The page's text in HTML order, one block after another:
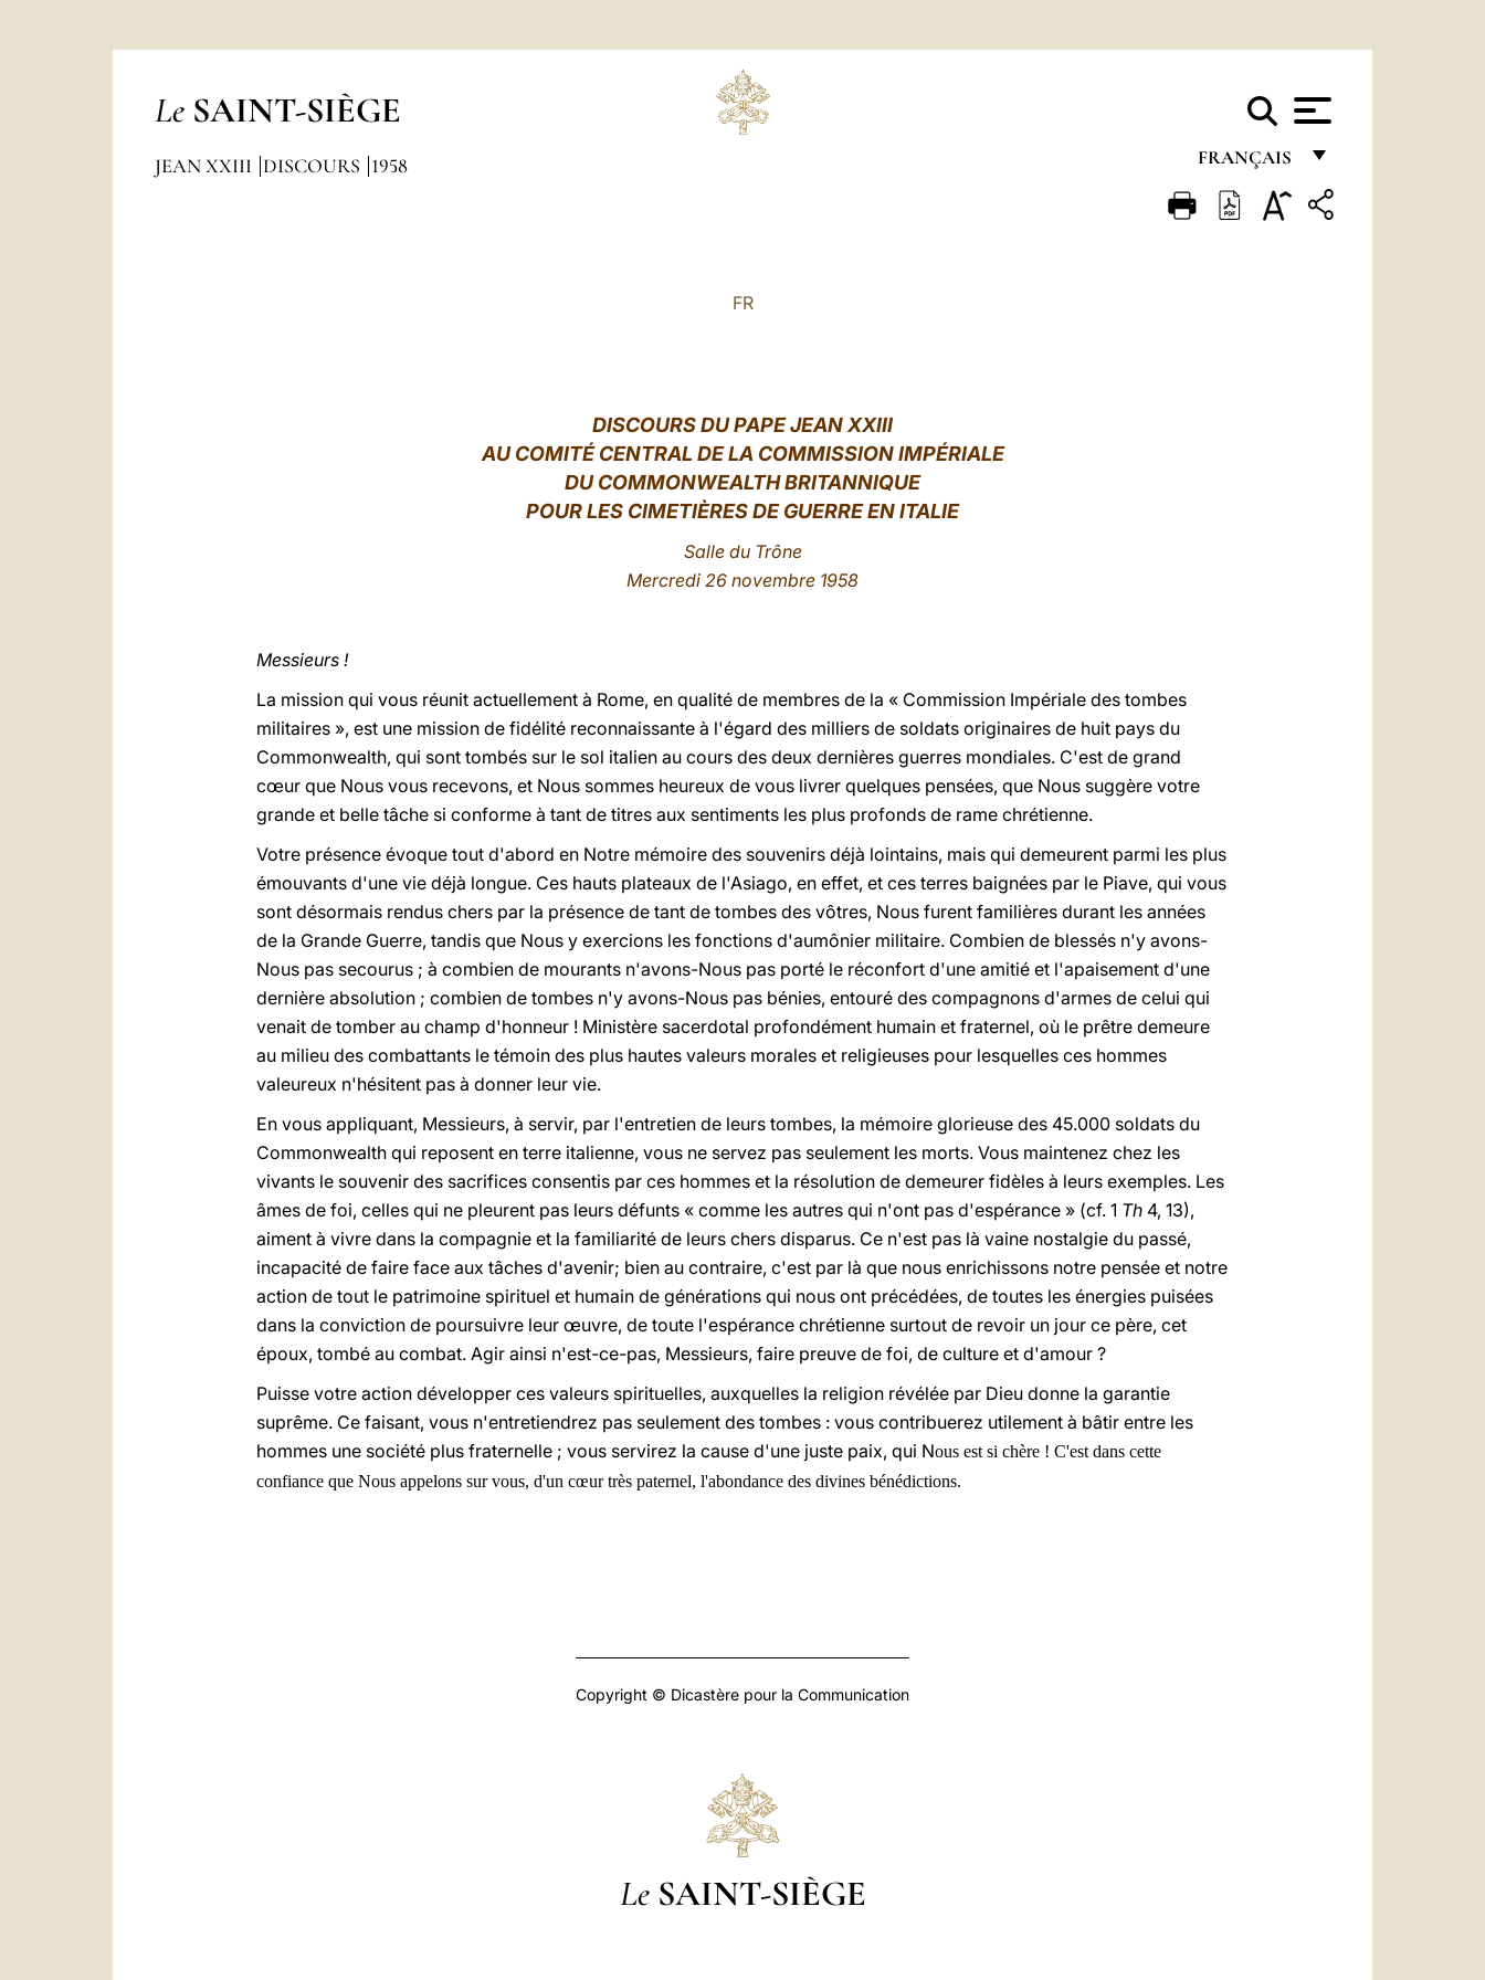
Le SAINT-SIÈGE
FRANÇAIS
FRANÇAIS
JEAN XXIII DISCOURS 1958
FR
DISCOURS DU PAPE JEAN XXIII
AU COMITÉ CENTRAL DE LA COMMISSION IMPÉRIALE
DU COMMONWEALTH BRITANNIQUE
POUR LES CIMETIÈRES DE GUERRE EN ITALIE
Salle du Trône
Mercredi 26 novembre 1958
Messieurs !
La mission qui vous réunit actuellement à Rome, en qualité de membres de la « Commission Impériale des tombes
militaires », est une mission de fidélité reconnaissante à l'égard des milliers de soldats originaires de huit pays du
Commonwealth, qui sont tombés sur le sol italien au cours des deux dernières guerres mondiales. C'est de grand
cœur que Nous vous recevons, et Nous sommes heureux de vous livrer quelques pensées, que Nous suggère votre
grande et belle tâche si conforme à tant de titres aux sentiments les plus profonds de rame chrétienne.
Votre présence évoque tout d'abord en Notre mémoire des souvenirs déjà lointains, mais qui demeurent parmi les plus
émouvants d'une vie déjà longue. Ces hauts plateaux de l'Asiago, en effet, et ces terres baignées par le Piave, qui vous
sont désormais rendus chers par la présence de tant de tombes des vôtres, Nous furent familières durant les années
de la Grande Guerre, tandis que Nous y exercions les fonctions d'aumônier militaire. Combien de blessés n'y avons-
Nous pas secourus ; à combien de mourants n'avons-Nous pas porté le réconfort d'une amitié et l'apaisement d'une
dernière absolution ; combien de tombes n'y avons-Nous pas bénies, entouré des compagnons d'armes de celui qui
venait de tomber au champ d'honneur ! Ministère sacerdotal profondément humain et fraternel, où le prêtre demeure
au milieu des combattants le témoin des plus hautes valeurs morales et religieuses pour lesquelles ces hommes
valeureux n'hésitent pas à donner leur vie.
En vous appliquant, Messieurs, à servir, par l'entretien de leurs tombes, la mémoire glorieuse des 45.000 soldats du
Commonwealth qui reposent en terre italienne, vous ne servez pas seulement les morts. Vous maintenez chez les
vivants le souvenir des sacrifices consentis par ces hommes et la résolution de demeurer fidèles à leurs exemples. Les
âmes de foi, celles qui ne pleurent pas leurs défunts « comme les autres qui n'ont pas d'espérance » (cf. 1 Th 4, 13),
aiment à vivre dans la compagnie et la familiarité de leurs chers disparus. Ce n'est pas là vaine nostalgie du passé,
incapacité de faire face aux tâches d'avenir; bien au contraire, c'est par là que nous enrichissons notre pensée et notre
action de tout le patrimoine spirituel et humain de générations qui nous ont précédées, de toutes les énergies puisées
dans la conviction de poursuivre leur œuvre, de toute l'espérance chrétienne surtout de revoir un jour ce père, cet
époux, tombé au combat. Agir ainsi n'est-ce-pas, Messieurs, faire preuve de foi, de culture et d'amour ?
Puisse votre action développer ces valeurs spirituelles, auxquelles la religion révélée par Dieu donne la garantie
suprême. Ce faisant, vous n'entretiendrez pas seulement des tombes : vous contribuerez utilement à bâtir entre les
hommes une société plus fraternelle ; vous servirez la cause d'une juste paix, qui Nous est si chère ! C'est dans cette
confiance que Nous appelons sur vous, d'un cœur très paternel, l'abondance des divines bénédictions.
Copyright © Dicastère pour la Communication
Le SAINT-SIÈGE